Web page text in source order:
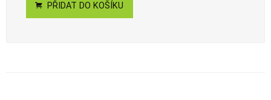
PŘIDAT DO KOŠÍKU